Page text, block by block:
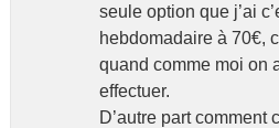
seule option que j’ai
hebdomadaire à 70€,
quand comme moi on
effectuer.
D’autre part comment